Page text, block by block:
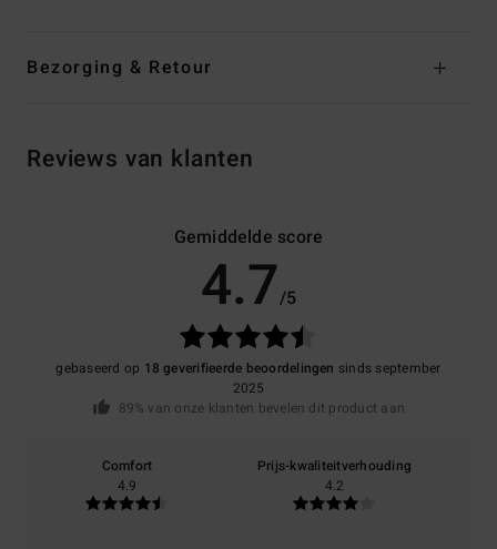
Bezorging & Retour
Reviews van klanten
Gemiddelde score
4.7/5
gebaseerd op 18 geverifieerde beoordelingen sinds september
2025
89% van onze klanten bevelen dit product aan
Comfort
4.9
Prijs-kwaliteitverhouding
4.2